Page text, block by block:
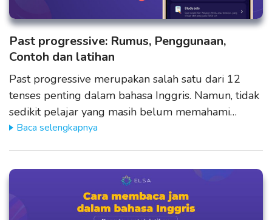
Past progressive: Rumus, Penggunaan,
Contoh dan latihan
Past progressive merupakan salah satu dari 12
tenses penting dalam bahasa Inggris. Namun, tidak
sedikit pelajar yang masih belum memahami…
Baca selengkapnya